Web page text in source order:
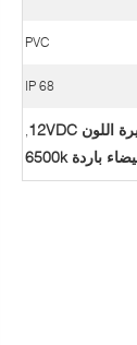
PVC
IP 68
,